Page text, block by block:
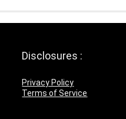
Disclosures :
Privacy Policy
Terms of Service